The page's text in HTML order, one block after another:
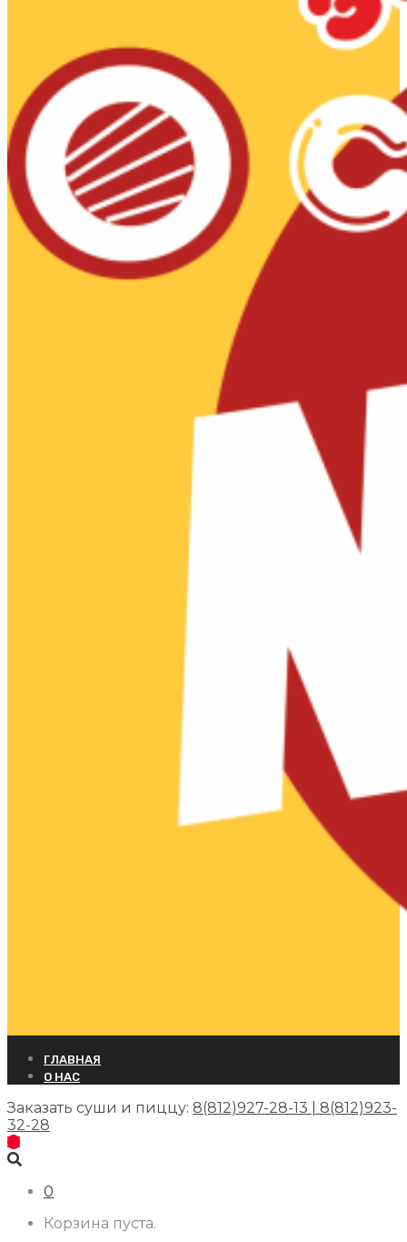
ГЛАВНАЯ
О НАС
Заказать суши и пиццу: 8(812)927-28-13 | 8(812)923-
32-28
0
Корзина пуста.